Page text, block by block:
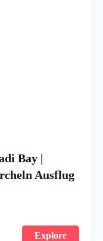
Bay |
Ausflug
Explore